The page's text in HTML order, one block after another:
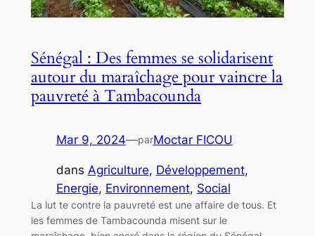
Sénégal : Des femmes se solidarisent
autour du maraîchage pour vaincre la
pauvreté à Tambacounda
Mar 9, 2024—parMoctar FICOU
dans Agriculture, Développement
Energie, Environnement, Social
La lut te contre la pauvreté est une affaire de tous. Et
les femmes de Tambacounda misent sur le